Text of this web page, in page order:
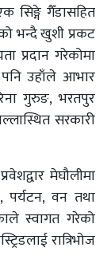
सिङ्गे गैँडासहित
भन्दै खुशी प्रकट
प्रदान गरेकोमा
पनि उहाँले आभार
गुरुङ, भरतपुर
सरकारी
मेघौलीमा
पर्यटन, वन तथा
स्वागत गरेको
रात्रिभोज